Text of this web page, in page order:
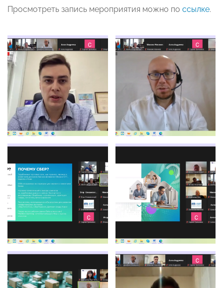
Просмотреть запись мероприятия можно по ссылке.